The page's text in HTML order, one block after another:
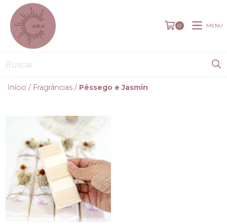
0 MENU
Início / Fragrâncias / Pêssego e Jasmin